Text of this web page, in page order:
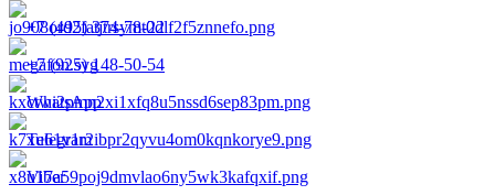
+7 (495) 374-78-22
+7 (925) 148-50-54
WhatsApp
Telegram
Viber